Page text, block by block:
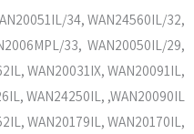
34, WAN24560IL/32,
33, WAN20050IL/29,
WAN20031IX, WAN20091IL,
WAN24250IL, ,WAN20090IL
WAN20179IL, WAN20170IL,